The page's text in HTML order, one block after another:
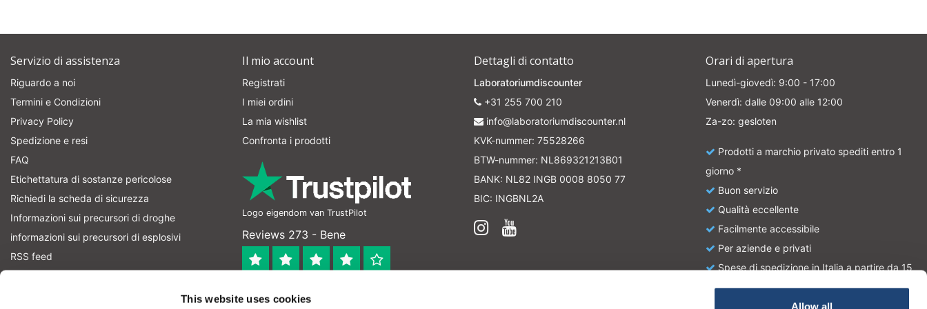
This website uses cookies
Allow all
Servizio di assistenza
Riguardo a noi
Termini e Condizioni
Privacy Policy
Spedizione e resi
FAQ
Etichettatura di sostanze pericolose
Richiedi la scheda di sicurezza
Informazioni sui precursori di droghe
informazioni sui precursori di esplosivi
RSS feed
Il mio account
Registrati
I miei ordini
La mia wishlist
Confronta i prodotti
Logo eigendom van TrustPilot
Reviews 273 - Bene
Dettagli di contatto
Laboratoriumdiscounter
+31 255 700 210
info@laboratoriumdiscounter.nl
KVK-nummer: 75528266
BTW-nummer: NL869321213B01
BANK: NL82 INGB 0008 8050 77
BIC: INGBNL2A
Orari di apertura
Lunedì-giovedì: 9:00 - 17:00
Venerdì: dalle 09:00 alle 12:00
Za-zo: gesloten
Prodotti a marchio privato spediti entro 1
giorno *
Buon servizio
Qualità eccellente
Facilmente accessibile
Per aziende e privati
Spese di spedizione in Italia a partire da 15
euro